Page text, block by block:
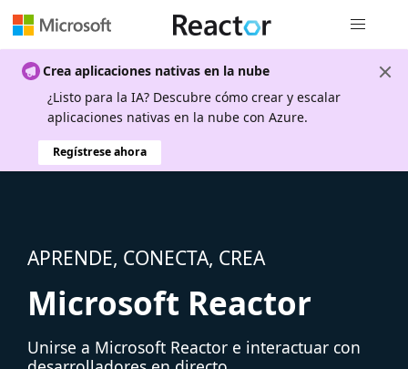
Crea aplicaciones nativas en la nube
¿Listo para la IA? Descubre cómo crear y escalar
aplicaciones nativas en la nube con Azure.
Regístrese ahora
APRENDE, CONECTA, CREA
Microsoft Reactor
Unirse a Microsoft Reactor e interactuar con